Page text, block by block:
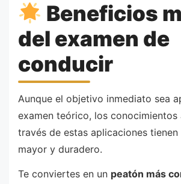
Beneficios
del examen de
conducir
Aunque el objetivo inmediato sea
examen teórico, los conocimientos
través de estas aplicaciones
mayor y duradero.
Te conviertes en un peatón más